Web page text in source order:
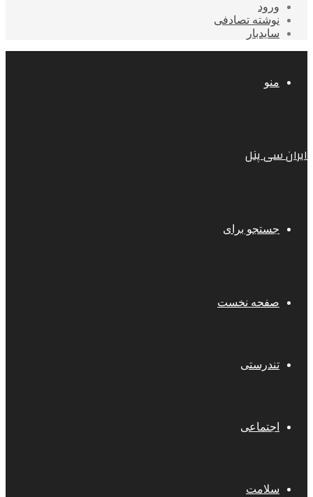
ورود
نوشته تصادفی
سایدبار
منو
ایران سی پنل
جستجو برای
صفحه نخست
تندرستی
اجتماعی
سلامت